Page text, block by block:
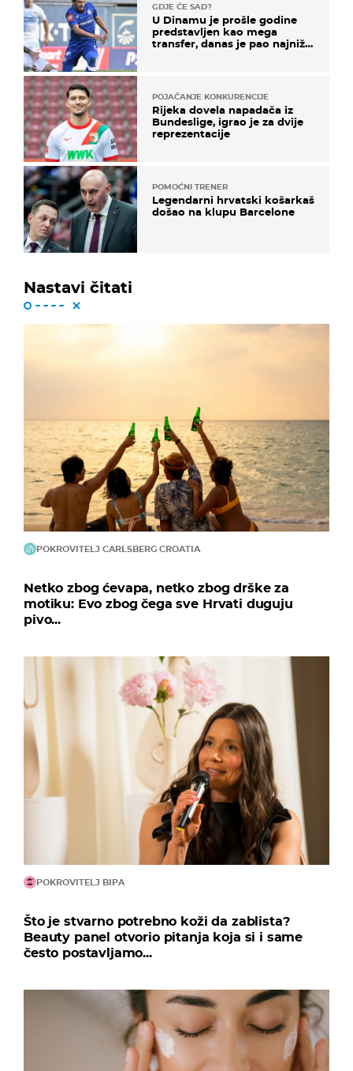
GDJE ĆE SAD?
U Dinamu je prošle godine
predstavljen kao mega
transfer, danas je pao najniže
POJAČANJE KONKURENCIJE
Rijeka dovela napadača iz
Bundeslige, igrao je za dvije
reprezentacije
POMOĆNI TRENER
Legendarni hrvatski košarkaš
došao na klupu Barcelone
Nastavi čitati
POKROVITELJ CARLSBERG CROATIA
Netko zbog ćevapa, netko zbog drške za
motiku: Evo zbog čega sve Hrvati duguju
pivo...
POKROVITELJ BIPA
Što je stvarno potrebno koži da zablista?
Beauty panel otvorio pitanja koja si i same
često postavljamo...